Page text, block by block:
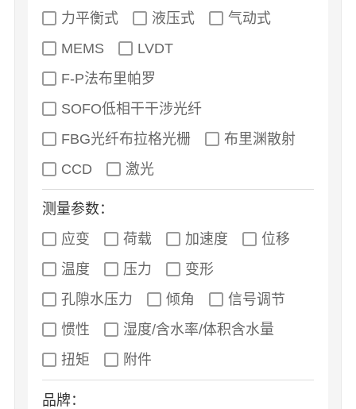
力平衡式
液压式
气动式
MEMS
LVDT
F-P法布里帕罗
SOFO低相干干涉光纤
FBG光纤布拉格光栅
布里渊散射
CCD
激光
测量参数：
应变
荷载 加速度
位移
温度
压力
变形
孔隙水压力
倾角
信号调节
惯性
湿度/含水率/体积含水量
扭矩
附件
品牌：